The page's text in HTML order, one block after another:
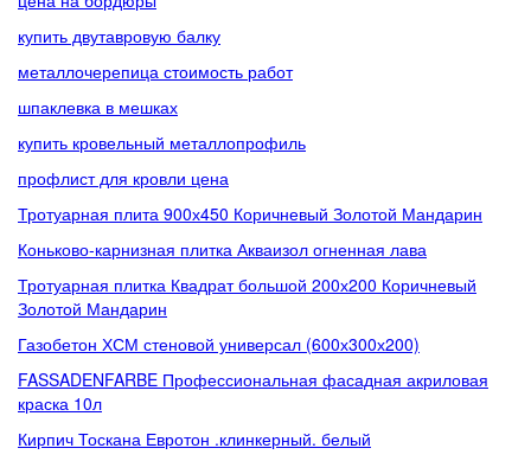
купить двутавровую балку
металлочерепица стоимость работ
шпаклевка в мешках
купить кровельный металлопрофиль
профлист для кровли цена
Тротуарная плита 900х450 Коричневый Золотой Мандарин
Коньково-карнизная плитка Акваизол огненная лава
Тротуарная плитка Квадрат большой 200х200 Коричневый
Золотой Мандарин
Газобетон ХСМ стеновой универсал (600х300х200)
FASSADENFARBE Профессиональная фасадная акриловая
краска 10л
Кирпич Тоскана Евротон .клинкерный. белый